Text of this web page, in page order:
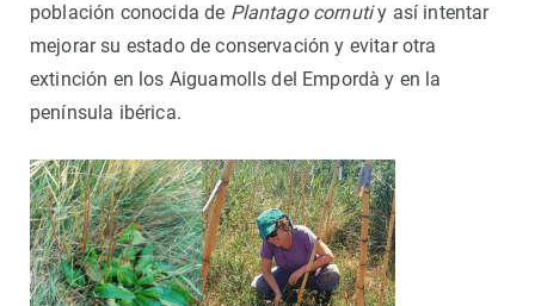
población conocida de Plantago cornutiy así intentar
mejorar su estado de conservación y evitar otra
extinción en los Aiguamolls del Empordà y en la
península ibérica.